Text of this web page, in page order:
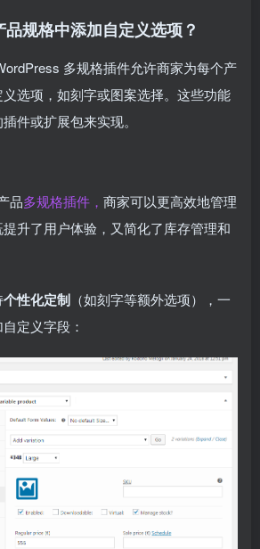
规格中添加自定义选项？
多规格插件允许商家为每个产
选项，如刻字或图案选择。这些功能
件或扩展包来实现。
品多规格插件， 商家可以更高效地管理
提升了用户体验，又简化了库存管理和
个性化定制 （如刻字等额外选项），一
定义字段：